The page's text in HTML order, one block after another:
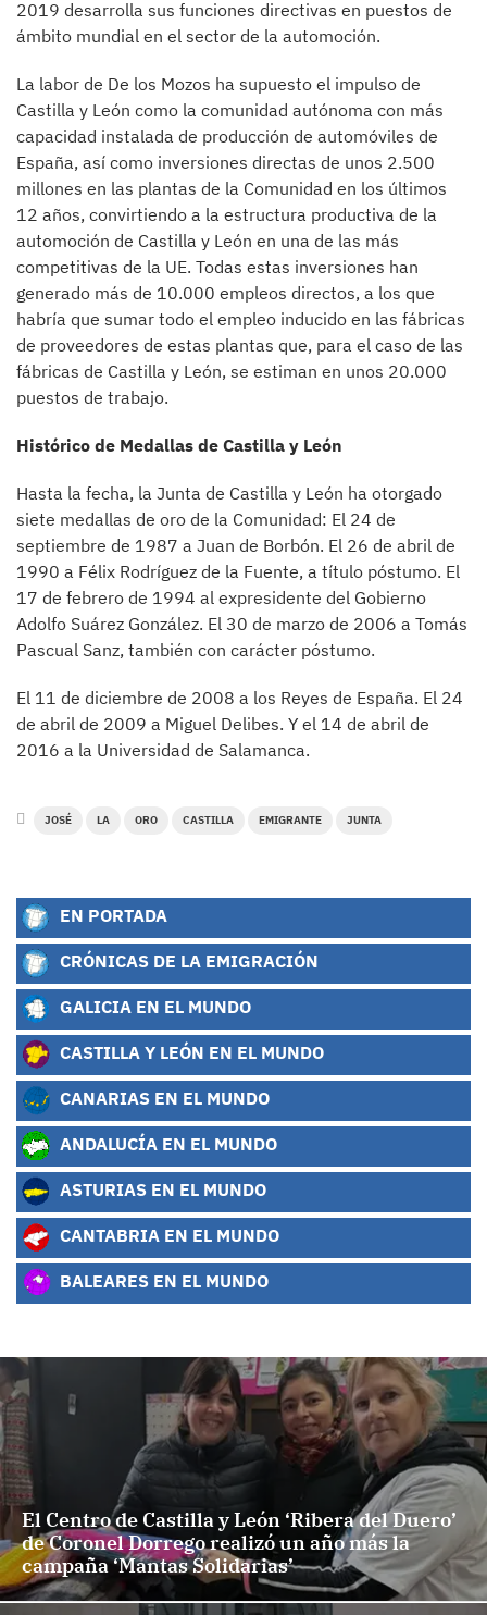
2019 desarrolla sus funciones directivas en puestos de
ámbito mundial en el sector de la automoción.
La labor de De los Mozos ha supuesto el impulso de
Castilla y León como la comunidad autónoma con más
capacidad instalada de producción de automóviles de
España, así como inversiones directas de unos 2.500
millones en las plantas de la Comunidad en los últimos
12 años, convirtiendo a la estructura productiva de la
automoción de Castilla y León en una de las más
competitivas de la UE. Todas estas inversiones han
generado más de 10.000 empleos directos, a los que
habría que sumar todo el empleo inducido en las fábricas
de proveedores de estas plantas que, para el caso de las
fábricas de Castilla y León, se estiman en unos 20.000
puestos de trabajo.
Histórico de Medallas de Castilla y León
Hasta la fecha, la Junta de Castilla y León ha otorgado
siete medallas de oro de la Comunidad: El 24 de
septiembre de 1987 a Juan de Borbón. El 26 de abril de
1990 a Félix Rodríguez de la Fuente, a título póstumo. El
17 de febrero de 1994 al expresidente del Gobierno
Adolfo Suárez González. El 30 de marzo de 2006 a Tomás
Pascual Sanz, también con carácter póstumo.
El 11 de diciembre de 2008 a los Reyes de España. El 24
de abril de 2009 a Miguel Delibes. Y el 14 de abril de
2016 a la Universidad de Salamanca.
JOSÉ LA ORO CASTILLA EMIGRANTE JUNTA
EN PORTADA
CRÓNICAS DE LA EMIGRACIÓN
GALICIA EN EL MUNDO
CASTILLA Y LEÓN EN EL MUNDO
CANARIAS EN EL MUNDO
ANDALUCÍA EN EL MUNDO
ASTURIAS EN EL MUNDO
CANTABRIA EN EL MUNDO
BALEARES EN EL MUNDO
El Centro de Castilla y León ‘Ribera del Duero’
de Coronel Dorrego realizó un año más la
campaña ‘Mantas Solidarias’